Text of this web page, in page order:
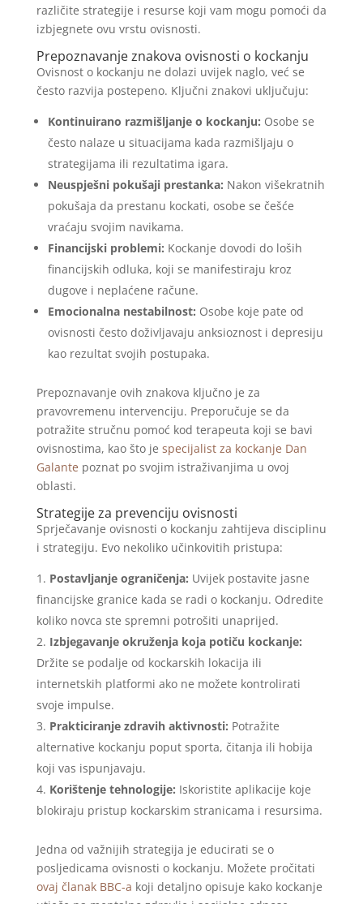
različite strategije i resurse koji vam mogu pomoći da
izbjegnete ovu vrstu ovisnosti.
Prepoznavanje znakova ovisnosti o kockanju
Ovisnost o kockanju ne dolazi uvijek naglo, već se
često razvija postepeno. Ključni znakovi uključuju:
Kontinuirano razmišljanje o kockanju: Osobe se
često nalaze u situacijama kada razmišljaju o
strategijama ili rezultatima igara.
Neuspješni pokušaji prestanka: Nakon višekratnih
pokušaja da prestanu kockati, osobe se češće
vraćaju svojim navikama.
Financijski problemi: Kockanje dovodi do loših
financijskih odluka, koji se manifestiraju kroz
dugove i neplaćene račune.
Emocionalna nestabilnost: Osobe koje pate od
ovisnosti često doživljavaju anksioznost i depresiju
kao rezultat svojih postupaka.
Prepoznavanje ovih znakova ključno je za
pravovremenu intervenciju. Preporučuje se da
potražite stručnu pomoć kod terapeuta koji se bavi
ovisnostima, kao što je specijalist za kockanje Dan
Galante poznat po svojim istraživanjima u ovoj
oblasti.
Strategije za prevenciju ovisnosti
Sprječavanje ovisnosti o kockanju zahtijeva disciplinu
i strategiju. Evo nekoliko učinkovitih pristupa:
Postavljanje ograničenja: Uvijek postavite jasne
financijske granice kada se radi o kockanju. Odredite
koliko novca ste spremni potrošiti unaprijed.
Izbjegavanje okruženja koja potiču kockanje:
Držite se podalje od kockarskih lokacija ili
internetskih platformi ako ne možete kontrolirati
svoje impulse.
Prakticiranje zdravih aktivnosti: Potražite
alternative kockanju poput sporta, čitanja ili hobija
koji vas ispunjavaju.
Korištenje tehnologije: Iskoristite aplikacije koje
blokiraju pristup kockarskim stranicama i resursima.
Jedna od važnijih strategija je educirati se o
posljedicama ovisnosti o kockanju. Možete pročitati
ovaj članak BBC-a koji detaljno opisuje kako kockanje